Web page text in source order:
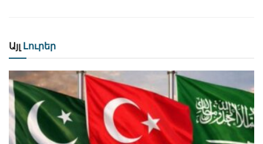
Այլ Լուրեր